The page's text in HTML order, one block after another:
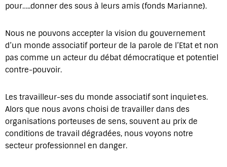
pour…..donner des sous à leurs amis (fonds Marianne).
Nous ne pouvons accepter la vision du gouvernement
d’un monde associatif porteur de la parole de l’Etat et non
pas comme un acteur du débat démocratique et potentiel
contre-pouvoir.
Les travailleur-ses du monde associatif sont inquiet·es.
Alors que nous avons choisi de travailler dans des
organisations porteuses de sens, souvent au prix de
conditions de travail dégradées, nous voyons notre
secteur professionnel en danger.